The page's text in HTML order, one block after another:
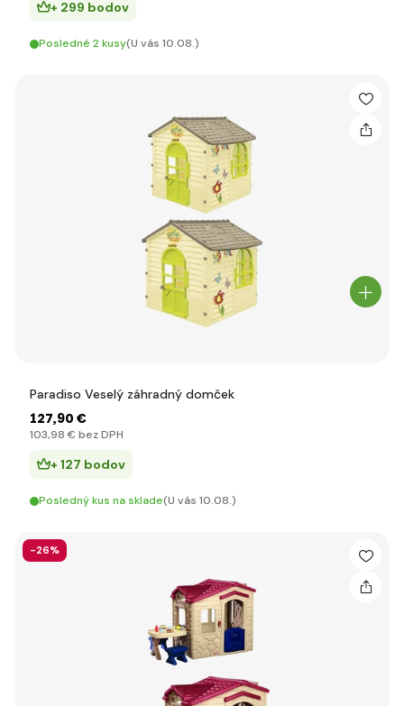
+ 299 bodov
Posledné 2 kusy(U vás 10.08.)
Paradiso Veselý záhradný domček
127,90 €
103,98 € bez DPH
+ 127 bodov
Posledný kus na sklade(U vás 10.08.)
-26%